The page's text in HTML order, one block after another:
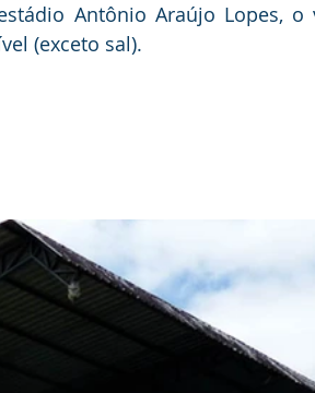
Antônio Araújo Lopes,
(exceto sal).